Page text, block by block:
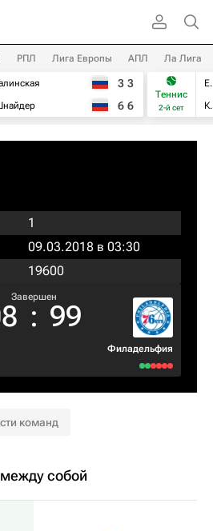
РПЛ Лига Европы АПЛ Ла Лига
3 3
6 6
Теннис
2-й сет
1
09.03.2018 в 03:30
19600
Завершен
: 99
Филадельфия
команд
собой